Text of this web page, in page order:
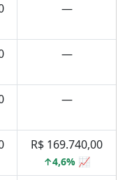
—
—
—
R$ 169.740,00
↑4,6% 📈